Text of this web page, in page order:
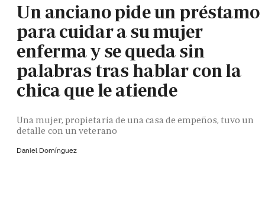
Un anciano pide un préstamo
para cuidar a su mujer
enferma y se queda sin
palabras tras hablar con la
chica que le atiende
Una mujer, propietaria de una casa de empeños, tuvo un
detalle con un veterano
Daniel Domínguez